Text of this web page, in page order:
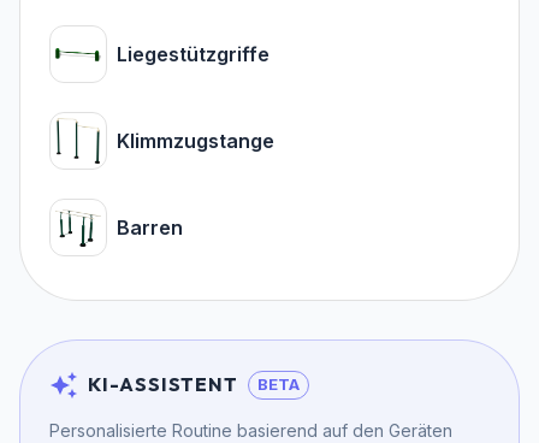
Liegestützgriffe
Klimmzugstange
Barren
KI-ASSISTENT BETA
Personalisierte Routine basierend auf den Geräten